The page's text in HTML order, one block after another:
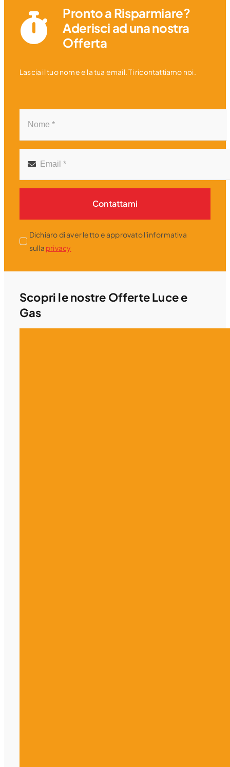
Pronto a Risparmiare?
Aderisci ad una nostra
Offerta
Lascia il tuo nome e la tua email. Ti ricontattiamo noi.
Contattami
Dichiaro di aver letto e approvato l'informativa
sulla privacy
Scopri le nostre Offerte Luce e
Gas